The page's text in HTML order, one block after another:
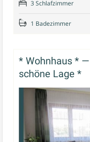
3 Schlafzimmer
1 Badezimmer
* Wohnhaus *
schöne Lage *